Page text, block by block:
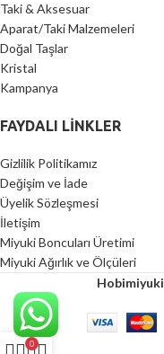
Taki & Aksesuar
Aparat/Taki Malzemeleri
Doğal Taşlar
Kristal
Kampanya
FAYDALI LİNKLER
Gizlilik Politikamız
Değişim ve İade
Üyelik Sözleşmesi
İletişim
Miyuki Boncuları Üretimi
Miyuki Ağırlık ve Ölçüleri
Hobimiyuki
0